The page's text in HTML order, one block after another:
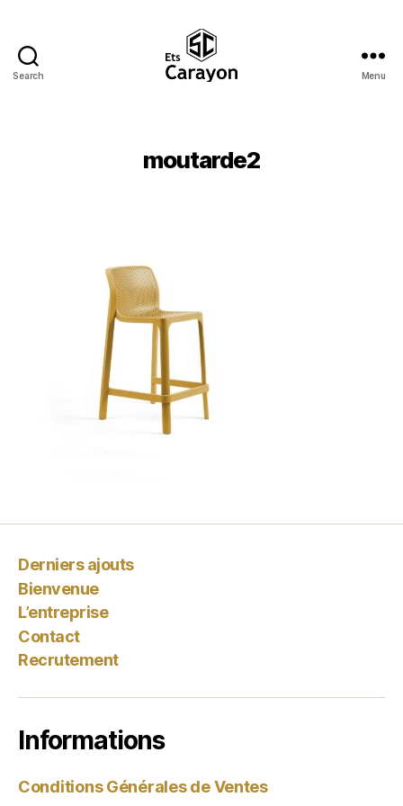
Search Menu
moutarde2
Derniers ajouts
Bienvenue
L’entreprise
Contact
Recrutement
Informations
Conditions Générales de Ventes